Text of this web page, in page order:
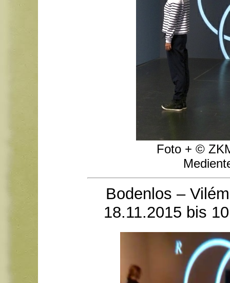
Foto + ©
Bodenlos –
18.11.2015 bis